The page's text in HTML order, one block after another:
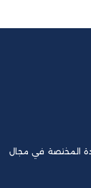
المختصة في مجال